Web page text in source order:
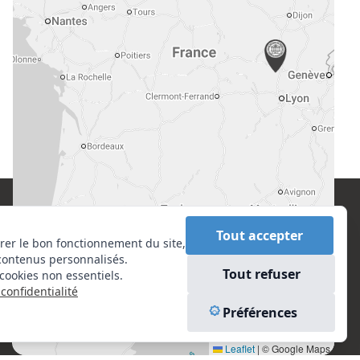
Leaflet | © Google Maps
le bon fonctionnement du site,
personnalisés.
non essentiels.
Tout accepter
Tout refuser
Préférences
Centre National de l’Expertise (CNE)
20 rue Henri Regnault, 75008 Paris
EN SAVOIR PLUS
Liens utiles
Vu à la Télé
Mentions légales